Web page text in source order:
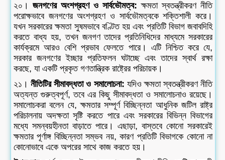
২০। জনগণের অংশগ্রহণ ও সার্বভৌমত্ব: ক্ষমতা স্বতন্ত্রীকরণ নীতি
পরোক্ষভাবে জনগণের অংশগ্রহণ ও সার্বভৌমত্বকে শক্তিশালী করে।
যখন সরকারের ক্ষমতা সুষমভাবে বণ্টিত হয় এবং প্রতিটি বিভাগ জবাবদিহি
করতে বাধ্য হয়, তখন জনগণ তাদের প্রতিনিধিদের মাধ্যমে সরকারের
কার্যক্রমে আরও বেশি প্রভাব ফেলতে পারে। এটি নিশ্চিত করে যে,
সরকার জনগণের ইচ্ছার প্রতিফলন ঘটাচ্ছে এবং তাদের স্বার্থ রক্ষা
করছে, যা একটি প্রকৃত গণতান্ত্রিক রাষ্ট্রের পরিচায়ক।
২১।নীতিটির সীমাবদ্ধতা ও সমালোচনা: যদিও ক্ষমতা স্বতন্ত্রীকরণ নীতি
অত্যন্ত গুরুত্বপূর্ণ, তবে এর কিছু সীমাবদ্ধতা ও সমালোচনাও রয়েছে।
সমালোচকরা বলেন যে, ক্ষমতার সম্পূর্ণ বিচ্ছিন্নতা আধুনিক জটিল রাষ্ট্র
পরিচালনায় অদক্ষতা সৃষ্টি করতে পারে এবং সরকারের বিভিন্ন বিভাগের
মধ্যে সমন্বয়হীনতা বাড়াতে পারে। এছাড়া, বাস্তবে কোনো সরকারেই
ক্ষমতার পূর্ণাঙ্গ বিচ্ছিন্নতা সম্ভব নয়, কারণ প্রতিটি বিভাগকে কোনো না
কোনোভাবে একে অপরের সাথে কাজ করতে হয়।